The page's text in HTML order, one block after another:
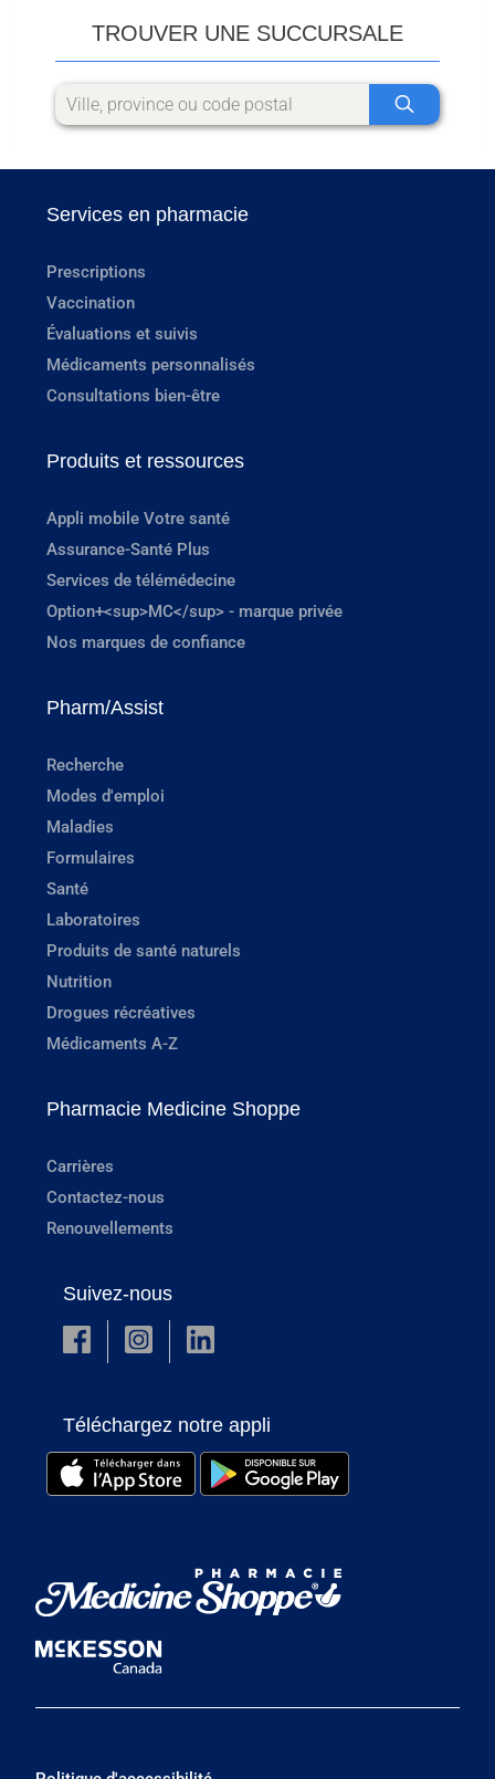
TROUVER UNE SUCCURSALE
Services en pharmacie
Prescriptions
Vaccination
Évaluations et suivis
Médicaments personnalisés
Consultations bien-être
Produits et ressources
Appli mobile Votre santé
Assurance-Santé Plus
Services de télémédecine
Option+<sup>MC</sup> - marque privée
Nos marques de confiance
Pharm/Assist
Recherche
Modes d'emploi
Maladies
Formulaires
Santé
Laboratoires
Produits de santé naturels
Nutrition
Drogues récréatives
Médicaments A-Z
Pharmacie Medicine Shoppe
Carrières
Contactez-nous
Renouvellements
Suivez-nous
Téléchargez notre appli